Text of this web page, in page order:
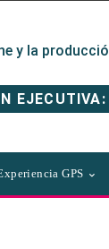
y la
GPS